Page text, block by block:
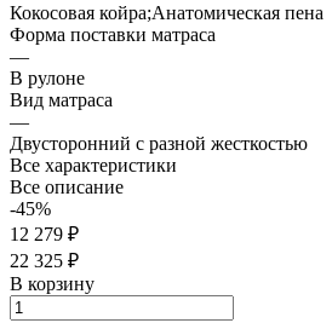
Кокосовая койра;Анатомическая пена
Форма поставки матраса
—
В рулоне
Вид матраса
—
Двусторонний с разной жесткостью
Все характеристики
Все описание
-45%
12 279 ₽
22 325 ₽
В корзину